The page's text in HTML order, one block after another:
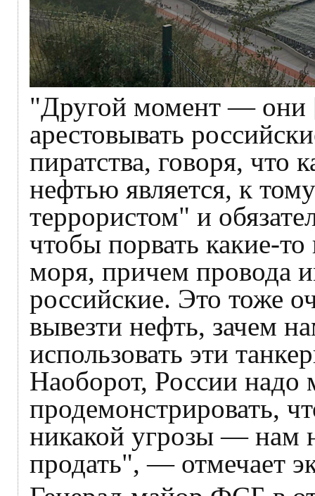
"Другой момент — они
арестовывать
пиратства, говоря, что
нефтью является, к
террористом" и
чтобы порвать какие-
моря, причем провода
российские. Это тоже
вывезти нефть, зачем
использовать эти
Наоборот, России надо
продемонстрировать,
никакой угрозы — нам
продать", — отмечает